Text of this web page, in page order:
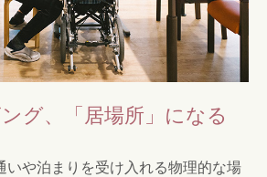
グ、「居場所」になる
いや泊まりを受け入れる物理的な場